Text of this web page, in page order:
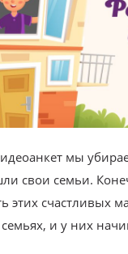
мы
свои семьи.
этих счастливых
и у них